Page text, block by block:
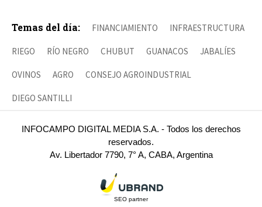
Temas del día: FINANCIAMIENTO INFRAESTRUCTURA
RIEGO RÍO NEGRO CHUBUT GUANACOS JABALÍES
OVINOS AGRO CONSEJO AGROINDUSTRIAL
DIEGO SANTILLI
INFOCAMPO DIGITAL MEDIA S.A. - Todos los derechos
reservados.
Av. Libertador 7790, 7° A, CABA, Argentina
SEO partner